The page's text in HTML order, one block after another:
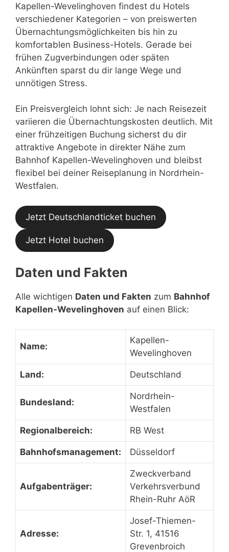
Kapellen-Wevelinghoven findest du Hotels
verschiedener Kategorien – von preiswerten
Übernachtungsmöglichkeiten bis hin zu
komfortablen Business-Hotels. Gerade bei
frühen Zugverbindungen oder späten
Ankünften sparst du dir lange Wege und
unnötigen Stress.
Ein Preisvergleich lohnt sich: Je nach Reisezeit
variieren die Übernachtungskosten deutlich. Mit
einer frühzeitigen Buchung sicherst du dir
attraktive Angebote in direkter Nähe zum
Bahnhof Kapellen-Wevelinghoven und bleibst
flexibel bei deiner Reiseplanung in Nordrhein-
Westfalen.
Jetzt Deutschlandticket buchen
Jetzt Hotel buchen
Daten und Fakten
Alle wichtigen Daten und Fakten zum Bahnhof
Kapellen-Wevelinghoven auf einen Blick:
Name:
Kapellen-
Wevelinghoven
Land: Deutschland
Bundesland:
Nordrhein-
Westfalen
Regionalbereich: RB West
Bahnhofsmanagement: Düsseldorf
Aufgabenträger:
Zweckverband
Verkehrsverbund
Rhein-Ruhr AöR
Adresse:
Josef-Thiemen-
Str. 1, 41516
Grevenbroich